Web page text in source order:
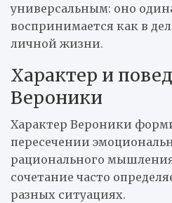
универсальным: оно
воспринимается как в
личной жизни.
Характер и
Вероники
Характер Вероники
пересечении
рационального
сочетание часто
разных ситуациях.